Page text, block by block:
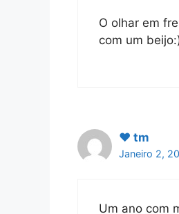
O olhar em
com um
♥ tm
Janeiro 2,
Um ano com